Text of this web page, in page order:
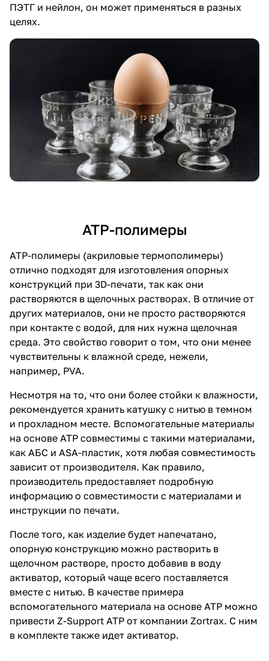
ПЭТГ и нейлон, он может применяться в разных
целях.
ATP-полимеры
ATP-полимеры (акриловые термополимеры)
отлично подходят для изготовления опорных
конструкций при 3D-печати, так как они
растворяются в щелочных растворах. В отличие от
других материалов, они не просто растворяются
при контакте с водой, для них нужна щелочная
среда. Это свойство говорит о том, что они менее
чувствительны к влажной среде, нежели,
например, PVA.
Несмотря на то, что они более стойки к влажности,
рекомендуется хранить катушку с нитью в темном
и прохладном месте. Вспомогательные материалы
на основе ATP совместимы с такими материалами,
как АБС и ASA-пластик, хотя любая совместимость
зависит от производителя. Как правило,
производитель предоставляет подробную
информацию о совместимости с материалами и
инструкции по печати.
После того, как изделие будет напечатано,
опорную конструкцию можно растворить в
щелочном растворе, просто добавив в воду
активатор, который чаще всего поставляется
вместе с нитью. В качестве примера
вспомогательного материала на основе ATP можно
привести Z-Support ATP от компании Zortrax. С ним
в комплекте также идет активатор.